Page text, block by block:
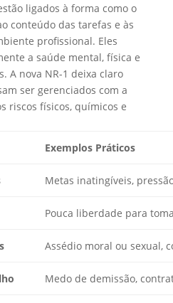
ligados à forma como o
conteúdo das tarefas e às
profissional. Eles
a saúde mental, física e
A nova NR-1 deixa claro
ser gerenciados com a
riscos físicos, químicos e
Exemplos Práticos
Metas inatingíveis,
Pouca liberdade para
Assédio moral ou sexual,
Medo de demissão,